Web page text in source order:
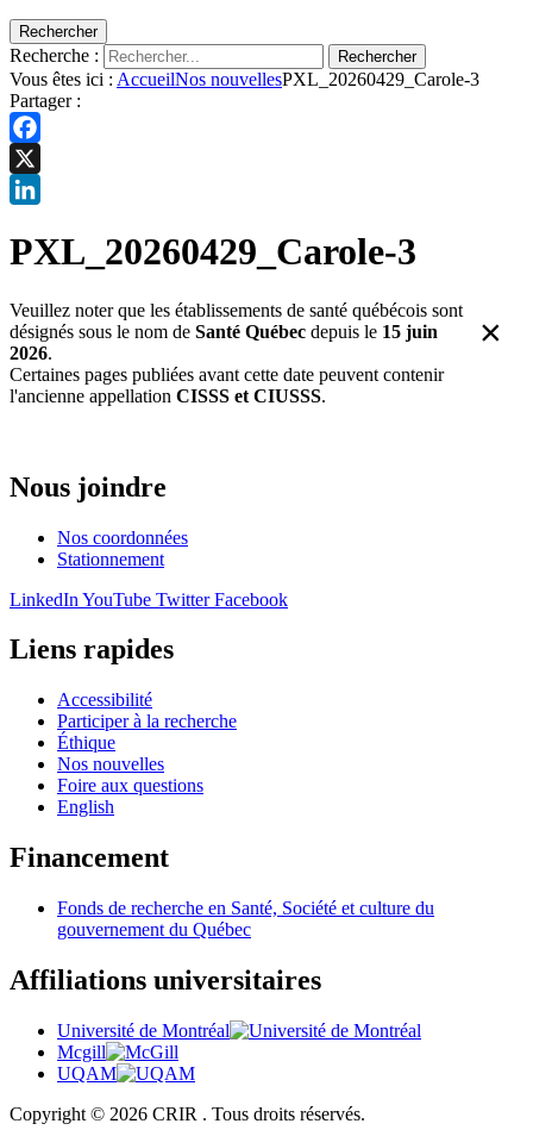
Rechercher
Recherche : Rechercher
Vous êtes ici : AccueilNos nouvellesPXL_20260429_Carole-3
Partager :
Facebook
X
PXL_20260429_Carole-3
Veuillez noter que les établissements de santé québécois sont
désignés sous le nom de Santé Québec depuis le 15 juin
2026.
Certaines pages publiées avant cette date peuvent contenir
l'ancienne appellation CISSS et CIUSSS.
×
Nous joindre
Nos coordonnées
Stationnement
LinkedIn YouTube Twitter Facebook
Liens rapides
Accessibilité
Participer à la recherche
Éthique
Nos nouvelles
Foire aux questions
English
Financement
Fonds de recherche en Santé, Société et culture du
gouvernement du Québec
Affiliations universitaires
Université de Montréal
Mcgill
UQAM
Copyright © 2026 CRIR . Tous droits réservés.